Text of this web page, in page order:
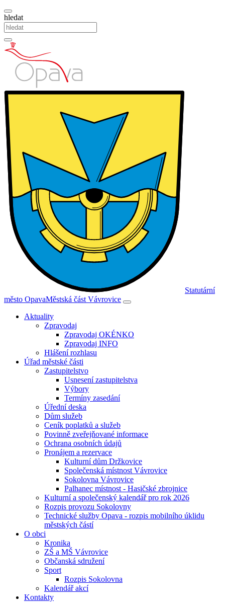
hledat
Statutární
město OpavaMěstská část Vávrovice
Aktuality
Zpravodaj
Zpravodaj OKÉNKO
Zpravodaj INFO
Hlášení rozhlasu
Úřad městské části
Zastupitelstvo
Usnesení zastupitelstva
Výbory
Termíny zasedání
Úřední deska
Dům služeb
Ceník poplatků a služeb
Povinně zveřejňované informace
Ochrana osobních údajů
Pronájem a rezervace
Kulturní dům Držkovice
Společenská místnost Vávrovice
Sokolovna Vávrovice
Palhanec místnost - Hasičské zbrojnice
Kulturní a společenský kalendář pro rok 2026
Rozpis provozu Sokolovny
Technické služby Opava - rozpis mobilního úklidu
městských částí
O obci
Kronika
ZŠ a MŠ Vávrovice
Občanská sdružení
Sport
Rozpis Sokolovna
Kalendář akcí
Kontakty